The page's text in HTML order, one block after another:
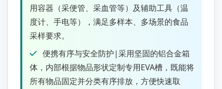
用容器（采便管、采血管等）及辅助工具（温
度计、手电等），满足多样本、多场景的食品
采样要求。
便携有序与安全防护|采用坚固的铝合金箱
体，内部根据物品形状定制专用EVA槽，既能将
所有物品固定并分类有序排放，方便快速取